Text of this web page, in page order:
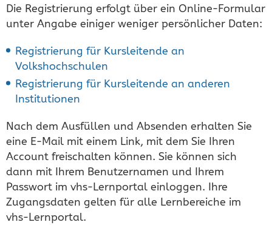
Die Registrierung erfolgt über ein Online-Formular
unter Angabe einiger weniger persönlicher Daten:
Registrierung für Kursleitende an
Volkshochschulen
Registrierung für Kursleitende an anderen
Institutionen
Nach dem Ausfüllen und Absenden erhalten Sie
eine E-Mail mit einem Link, mit dem Sie Ihren
Account freischalten können. Sie können sich
dann mit Ihrem Benutzernamen und Ihrem
Passwort im vhs-Lernportal einloggen. Ihre
Zugangsdaten gelten für alle Lernbereiche im
vhs-Lernportal.